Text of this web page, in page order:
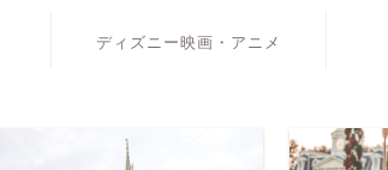
ディズニー映画・アニメ